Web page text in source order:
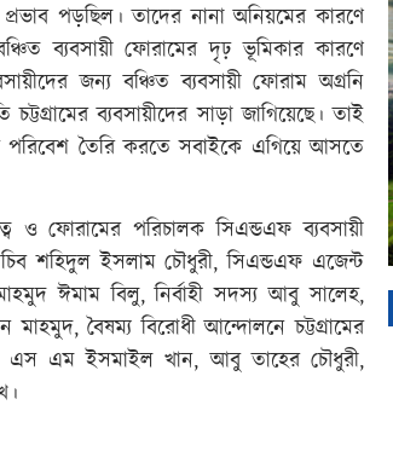
পড়ছিল। তাদের নানা অনিয়মের কারণে
ব্যবসায়ী ফোরামের দৃঢ় ভূমিকার কারণে
জন্য বঞ্চিত ব্যবসায়ী ফোরাম অগ্রনি
ব্যবসায়ীদের সাড়া জাগিয়েছে। তাই
পরিবেশ তৈরি করতে সবাইকে এগিয়ে আসতে
ফোরামের পরিচালক সিএন্ডএফ ব্যবসায়ী
শহিদুল ইসলাম চৌধুরী, সিএন্ডএফ এজেন্ট
ঈমাম বিলু, নির্বাহী সদস্য আবু সালেহ,
বৈষম্য বিরোধী আন্দোলনে চট্টগ্রামের
এস এম ইসমাইল খান, আবু তাহের চৌধুরী,